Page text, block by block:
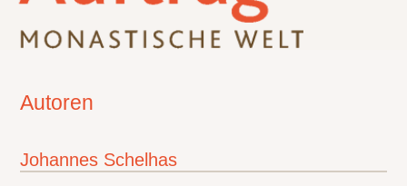
Autoren
Johannes Schelhas